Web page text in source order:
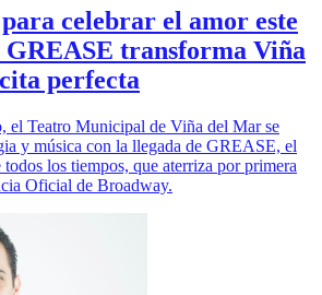
celebrar el amor este
GREASE transforma Viña
perfecta
el Teatro Municipal de Viña del Mar se
y música con la llegada de GREASE, el
los tiempos, que aterriza por primera
Oficial de Broadway.